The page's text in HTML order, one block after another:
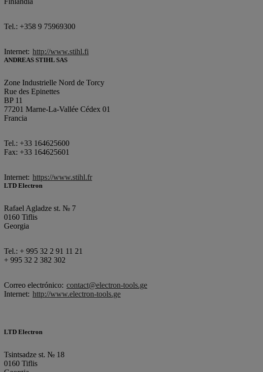
Tel.: +358 9 75969300
Internet: http://www.stihl.fi
ANDREAS STIHL SAS
Zone Industrielle Nord de Torcy
Rue des Epinettes
BP 11
77201 Marne-La-Vallée Cédex 01
Francia
Tel.: +33 164625600
Fax: +33 164625601
Internet: https://www.stihl.fr
LTD Electron
Rafael Agladze st. № 7
0160 Tiflis
Georgia
Tel.: + 995 32 2 91 11 21
+ 995 32 2 382 302
Correo electrónico: contact@electron-tools.ge
Internet: http://www.electron-tools.ge
LTD Electron
Tsintsadze st. № 18
0160 Tiflis